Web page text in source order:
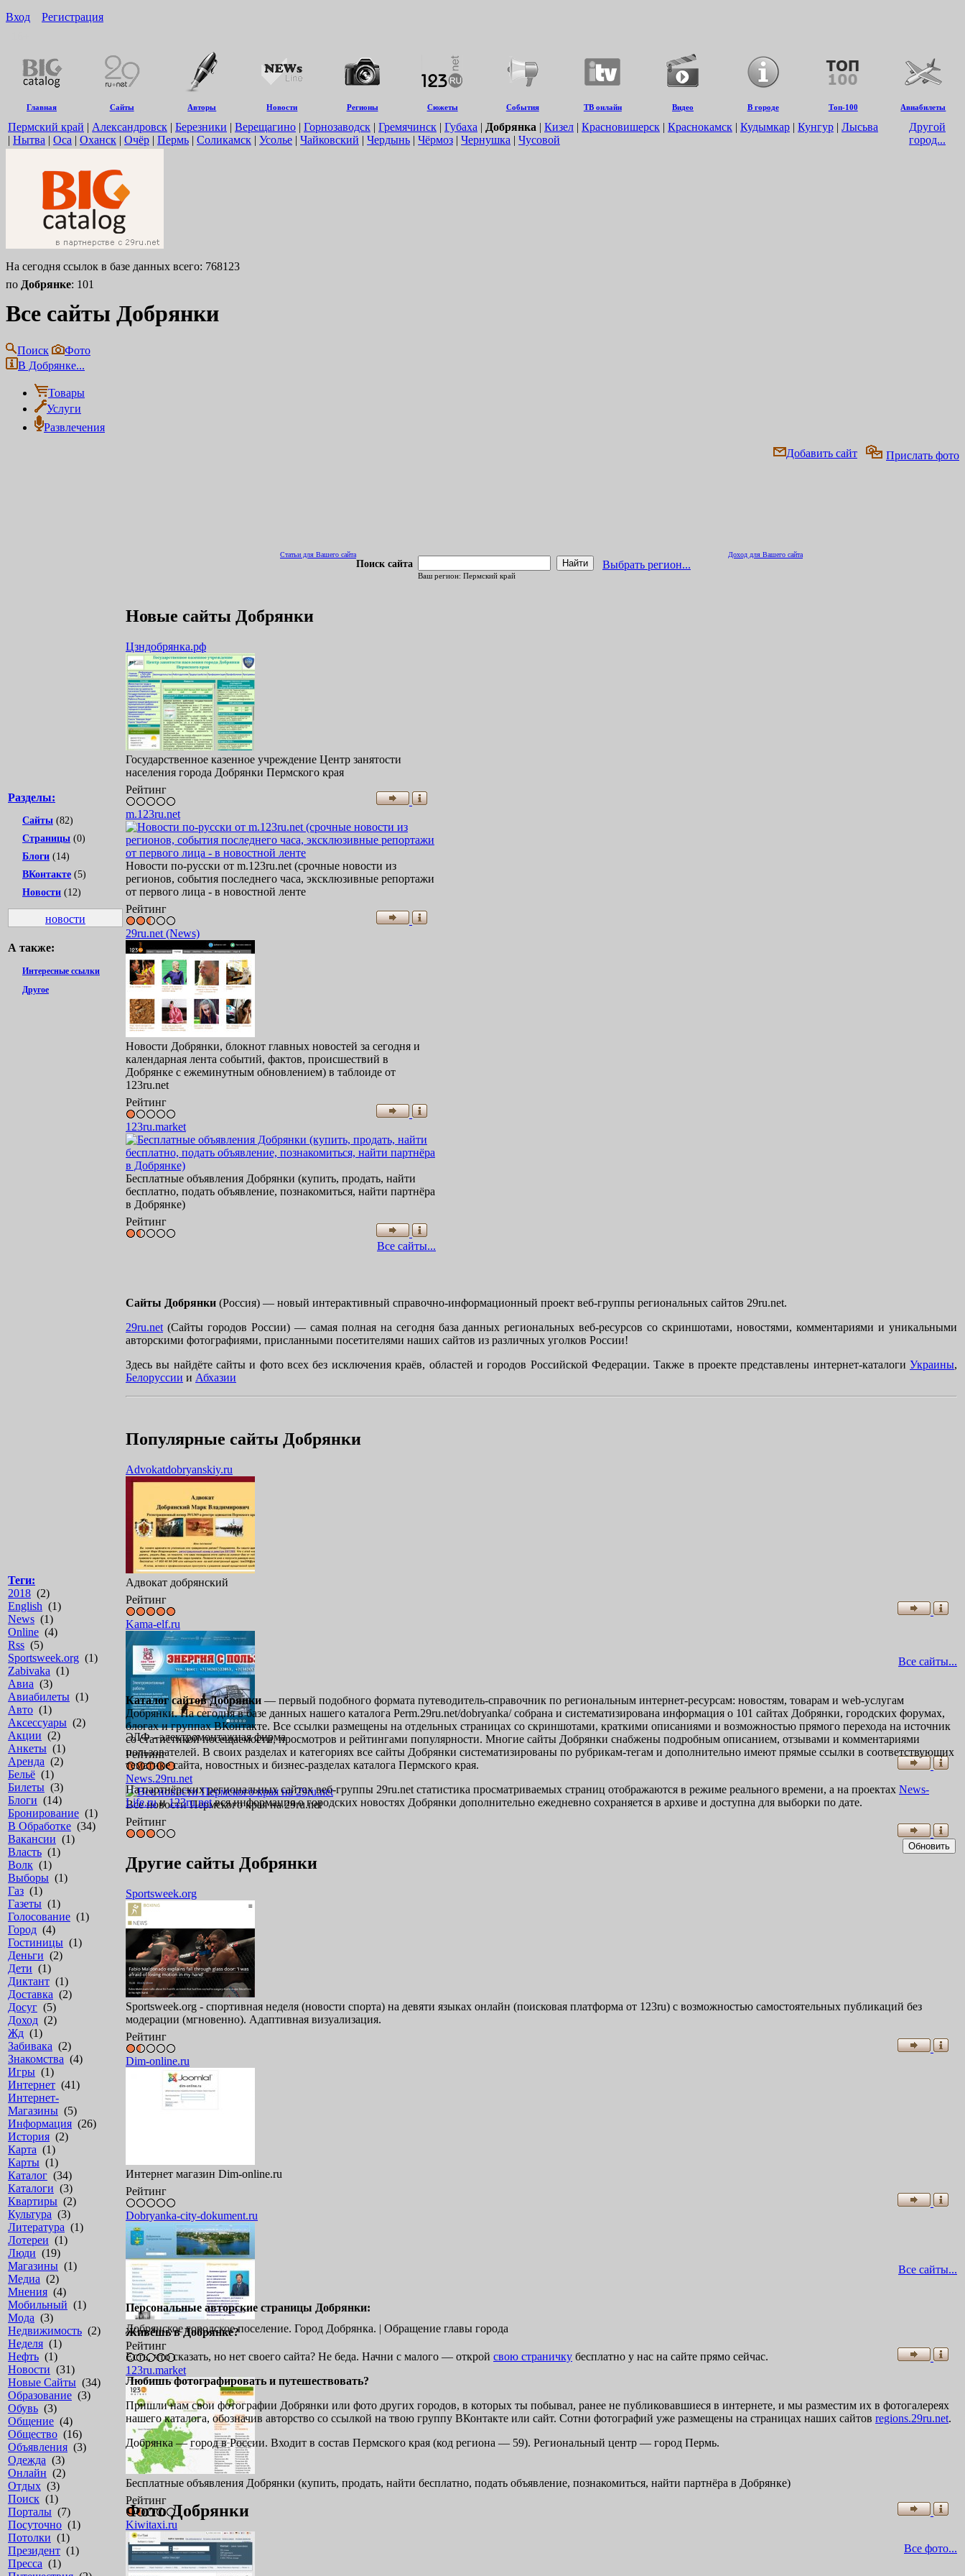
Вход
Регистрация
Главная Сайты Авторы Новости Регионы Сюжеты События ТВ онлайн Видео В городе Топ-100 Авиабилеты
Пермский край | Александровск | Березники | Верещагино | Горнозаводск | Гремячинск | Губаха | Добрянка | Кизел | Красновишерск | Краснокамск | Кудымкар | Кунгур | Лысьва
| Нытва | Оса | Оханск | Очёр | Пермь | Соликамск | Усолье | Чайковский | Чердынь | Чёрмоз | Чернушка | Чусовой
Другой
город...
На сегодня ссылок в базе данных всего: 768123
по Добрянке: 101
Все сайты Добрянки
Поиск
Фото
В Добрянке...
Товары
Услуги
Развлечения
Прислать фото
Добавить сайт
Разделы:
Сайты (82)
Страницы (0)
Блоги (14)
ВКонтакте (5)
Новости (12)
новости
А также:
Интересные ссылки
Другое
Теги:
2018 (2)
English (1)
News (1)
Online (4)
Rss (5)
Sportsweek.org (1)
Zabivaka (1)
Авиа (3)
Авиабилеты (1)
Авто (1)
Аксессуары (2)
Акции (2)
Анкеты (1)
Аренда (2)
Бельё (1)
Билеты (3)
Блоги (14)
Бронирование (1)
В Обработке (34)
Вакансии (1)
Власть (1)
Волк (1)
Выборы (1)
Газ (1)
Газеты (1)
Голосование (1)
Город (4)
Гостиницы (1)
Деньги (2)
Дети (1)
Диктант (1)
Доставка (2)
Досуг (5)
Доход (2)
Жд (1)
Забивака (2)
Знакомства (4)
Игры (1)
Интернет (41)
Интернет-
Магазины (5)
Информация (26)
История (2)
Карта (1)
Карты (1)
Каталог (34)
Каталоги (3)
Квартиры (2)
Культура (3)
Литература (1)
Лотереи (1)
Люди (19)
Магазины (1)
Медиа (2)
Мнения (4)
Мобильный (1)
Мода (3)
Недвижимость (2)
Неделя (1)
Нефть (1)
Новости (31)
Новые Сайты (34)
Образование (3)
Обувь (3)
Общение (4)
Общество (16)
Объявления (3)
Одежда (3)
Онлайн (2)
Отдых (3)
Поиск (1)
Порталы (7)
Посуточно (1)
Потолки (1)
Президент (1)
Пресса (1)
Статьи для Вашего сайта Доход для Вашего сайта
Поиск сайта Найти
Ваш регион: Пермский край
Выбрать регион...
Новые сайты Добрянки
Цзндобрянка.рф
Государственное казенное учреждение Центр занятости
населения города Добрянки Пермского края
Рейтинг
m.123ru.net
Новости по-русски от m.123ru.net (срочные новости из
регионов, события последнего часа, эксклюзивные репортажи
от первого лица - в новостной ленте
Рейтинг
29ru.net (News)
Новости Добрянки, блокнот главных новостей за сегодня и
календарная лента событий, фактов, происшествий в
Добрянке с ежеминутным обновлением) в таблоиде от
123ru.net
Рейтинг
123ru.market
Бесплатные объявления Добрянки (купить, продать, найти
бесплатно, подать объявление, познакомиться, найти партнёра
в Добрянке)
Рейтинг
Все сайты...
Сайты Добрянки (Россия) — новый интерактивный справочно-информационный проект веб-группы региональных сайтов 29ru.net.
29ru.net (Сайты городов России) — самая полная на сегодня база данных региональных веб-ресурсов со скриншотами, новостями, комментариями и уникальными
авторскими фотографиями, присланными посетителями наших сайтов из различных уголков России!
Здесь вы найдёте сайты и фото всех без исключения краёв, областей и городов Российской Федерации. Также в проекте представлены интернет-каталоги Украины,
Белоруссии и Абхазии
Популярные сайты Добрянки
Advokatdobryanskiy.ru
Адвокат добрянский
Рейтинг
Kama-elf.ru
ЭЛФ - электромонтажная фирма
Рейтинг
News.29ru.net
Все новости Пермского края на 29ru.net
Рейтинг
Все сайты...
Каталог сайтов Добрянки — первый подобного формата путеводитель-справочник по региональным интернет-ресурсам: новостям, товарам и web-услугам
Добрянки. На сегодня в базе данных нашего каталога Perm.29ru.net/dobryanka/ собрана и систематизирована информация о 101 сайтах Добрянки, городских форумах,
блогах и группах ВКонтакте. Все ссылки размещены на отдельных страницах со скриншотами, краткими описаниями и возможностью прямого перехода на источник
со статистикой посещаемости, просмотров и рейтингами популярности. Многие сайты Добрянки снабжены подробным описанием, отзывами и комментариями
пользователей. В своих разделах и категориях все сайты Добрянки систематизированы по рубрикам-тегам и дополнительно имеют прямые ссылки в соответствующих
тематике сайта, новостных и бизнес-разделах каталога Пермского края.
На партнёрских региональных сайтах веб-группы 29ru.net статистика просматриваемых страниц отображаются в режиме реального времени, а на проектах News-
Life.ruи123ru.netвся информация о городских новостях Добрянки дополнительно ежедневно сохраняется в архиве и доступна для выборки по дате.
Другие сайты Добрянки
Обновить
Sportsweek.org
Sportsweek.org - спортивная неделя (новости спорта) на девяти языках онлайн (поисковая платформа от 123ru) с возможностью самостоятельных публикаций без
модерации (мгновенно). Адаптивная визуализация.
Рейтинг
Dim-online.ru
Интернет магазин Dim-online.ru
Рейтинг
Dobryanka-city-dokument.ru
Добрянское городское поселение. Город Добрянка. | Обращение главы города
Рейтинг
123ru.market
Бесплатные объявления Добрянки (купить, продать, найти бесплатно, подать объявление, познакомиться, найти партнёра в Добрянке)
Рейтинг
Kiwitaxi.ru
Все сайты...
Персональные авторские страницы Добрянки:
Живёшь в Добрянке?
Есть, что сказать, но нет своего сайта? Не беда. Начни с малого — открой свою страничку бесплатно у нас на сайте прямо сейчас.
Любишь фотографировать и путешествовать?
Пришли нам свои фотографии Добрянки или фото других городов, в которых ты побывал, ранее не публиковавшиеся в интернете, и мы разместим их в фотогалереях
нашего каталога, обозначив авторство со ссылкой на твою группу ВКонтакте или сайт. Сотни фотографий уже размещены на страницах наших сайтов regions.29ru.net.
Добрянка — город в России. Входит в состав Пермского края (код региона — 59). Региональный центр — город Пермь.
Фото Добрянки
Все фото...